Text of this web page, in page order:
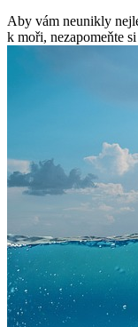
Aby vám neunikly⁤
⁢k moři, nezapomeňte